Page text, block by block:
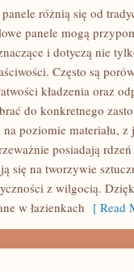
różnią się od
panele mogą
i dotyczą nie
Często są
kładzenia oraz
do konkretnego
poziomie materiału,
posiadają
się na tworzywie
z wilgocią.
w łazienkach [ Read